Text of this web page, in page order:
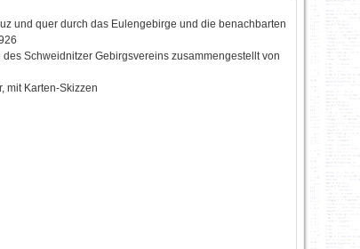
und quer durch das Eulengebirge und die benachbarten
des Schweidnitzer Gebirgsvereins zusammengestellt von
mit Karten-Skizzen